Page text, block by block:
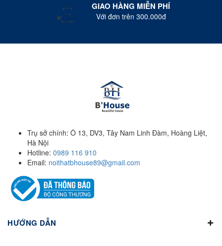
GIAO HÀNG MIỄN PHÍ
Với đơn trên 300.000đ
Trụ sở chính: Ô 13, DV3, Tây Nam Linh Đàm, Hoàng Liệt,
Hà Nội
Hotline: 0989 116 910
Email: noithatbhouse89@gmail.com
HƯỚNG DẪN